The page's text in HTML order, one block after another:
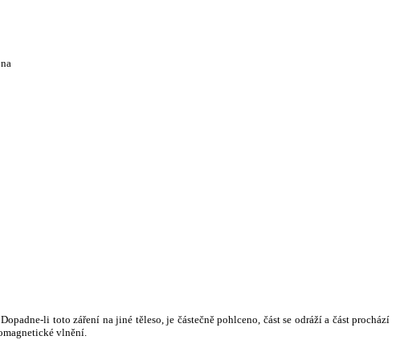
li toto záření na jiné těleso, je částečně pohlceno, část se odráží a část prochází
vlnění.